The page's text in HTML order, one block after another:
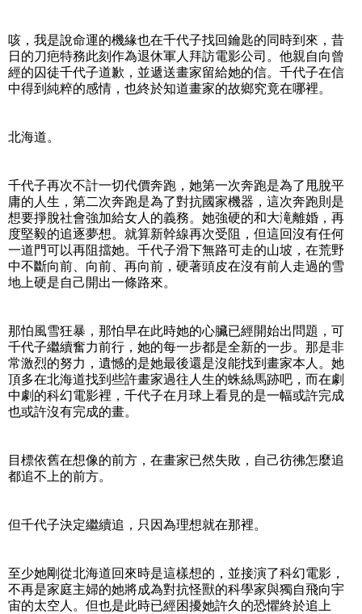
咳，我是說命運的機緣也在千代子找回鑰匙的同時到來，昔
日的刀疤特務此刻作為退休軍人拜訪電影公司。他親自向曾
經的囚徒千代子道歉，並遞送畫家留給她的信。千代子在信
中得到純粹的感情，也終於知道畫家的故鄉究竟在哪裡。
北海道。
千代子再次不計一切代價奔跑，她第一次奔跑是為了甩脫平
庸的人生，第二次奔跑是為了對抗國家機器，這次奔跑則是
想要掙脫社會強加給女人的義務。她強硬的和大滝離婚，再
度堅毅的追逐夢想。就算新幹線再次受阻，但這回沒有任何
一道門可以再阻擋她。千代子滑下無路可走的山坡，在荒野
中不斷向前、向前、再向前，硬著頭皮在沒有前人走過的雪
地上硬是自己開出一條路來。
那怕風雪狂暴，那怕早在此時她的心臟已經開始出問題，可
千代子繼續奮力前行，她的每一步都是全新的一步。那是非
常激烈的努力，遺憾的是她最後還是沒能找到畫家本人。她
頂多在北海道找到些許畫家過往人生的蛛絲馬跡吧，而在劇
中劇的科幻電影裡，千代子在月球上看見的是一幅或許完成
也或許沒有完成的畫。
目標依舊在想像的前方，在畫家已然失敗，自己彷彿怎麼追
都追不上的前方。
但千代子決定繼續追，只因為理想就在那裡。
至少她剛從北海道回來時是這樣想的，並接演了科幻電影，
不再是家庭主婦的她將成為對抗怪獸的科學家與獨自飛向宇
宙的太空人。但也是此時已經困擾她許久的恐懼終於追上